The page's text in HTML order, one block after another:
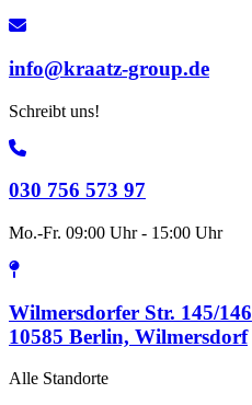
info@kraatz-group.de
Schreibt uns!
030 756 573 97
Mo.-Fr. 09:00 Uhr - 15:00 Uhr
Wilmersdorfer Str. 145/146
10585 Berlin, Wilmersdorf
Alle Standorte